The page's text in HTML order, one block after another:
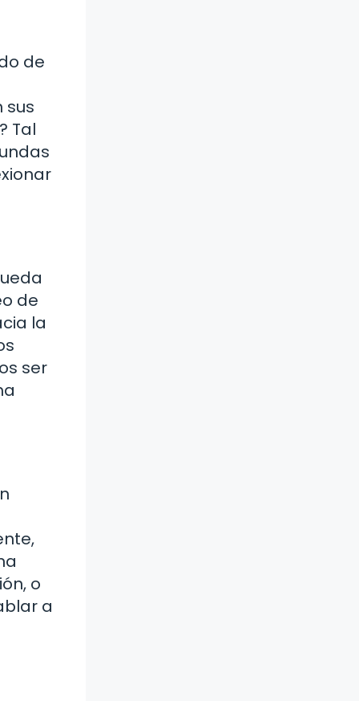
de
sus
Tal
de
la
ser
o
a